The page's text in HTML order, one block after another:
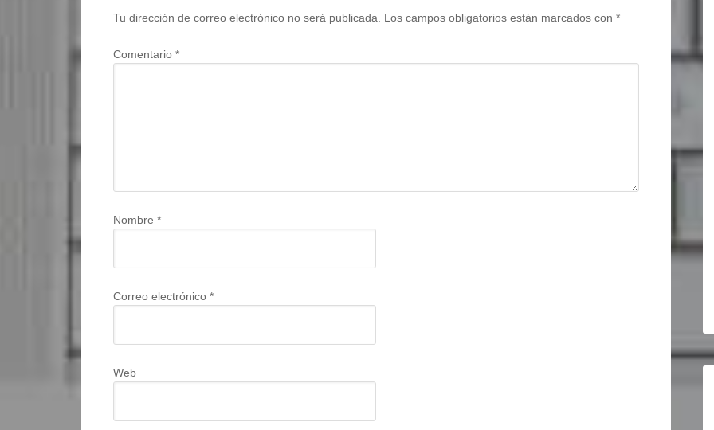
Tu dirección de correo electrónico no será publicada. Los campos obligatorios están marcados con *
Comentario *
Nombre *
Correo electrónico *
Web